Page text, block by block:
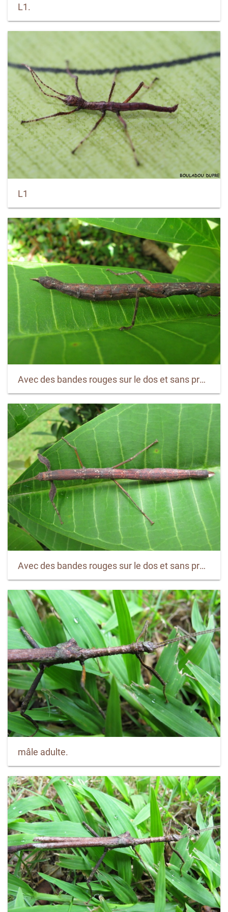
L1.
L1
Avec des bandes rouges sur le dos et sans protubérances.
Avec des bandes rouges sur le dos et sans protubérances
mâle adulte.